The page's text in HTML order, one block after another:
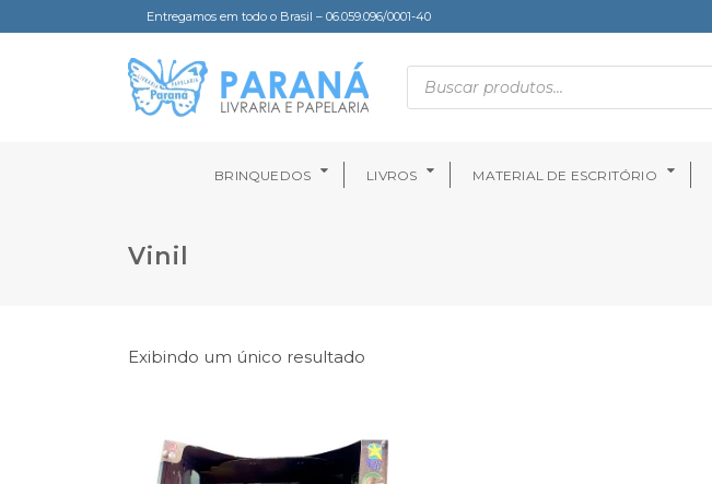
Entregamos em todo o Brasil – 06.059.096/0001-40
BRINQUEDOS LIVROS MATERIAL DE ESCRITÓRIO
Vinil
Exibindo um único resultado